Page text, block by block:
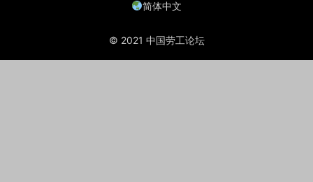
简体中文
© 2021 中国劳工论坛